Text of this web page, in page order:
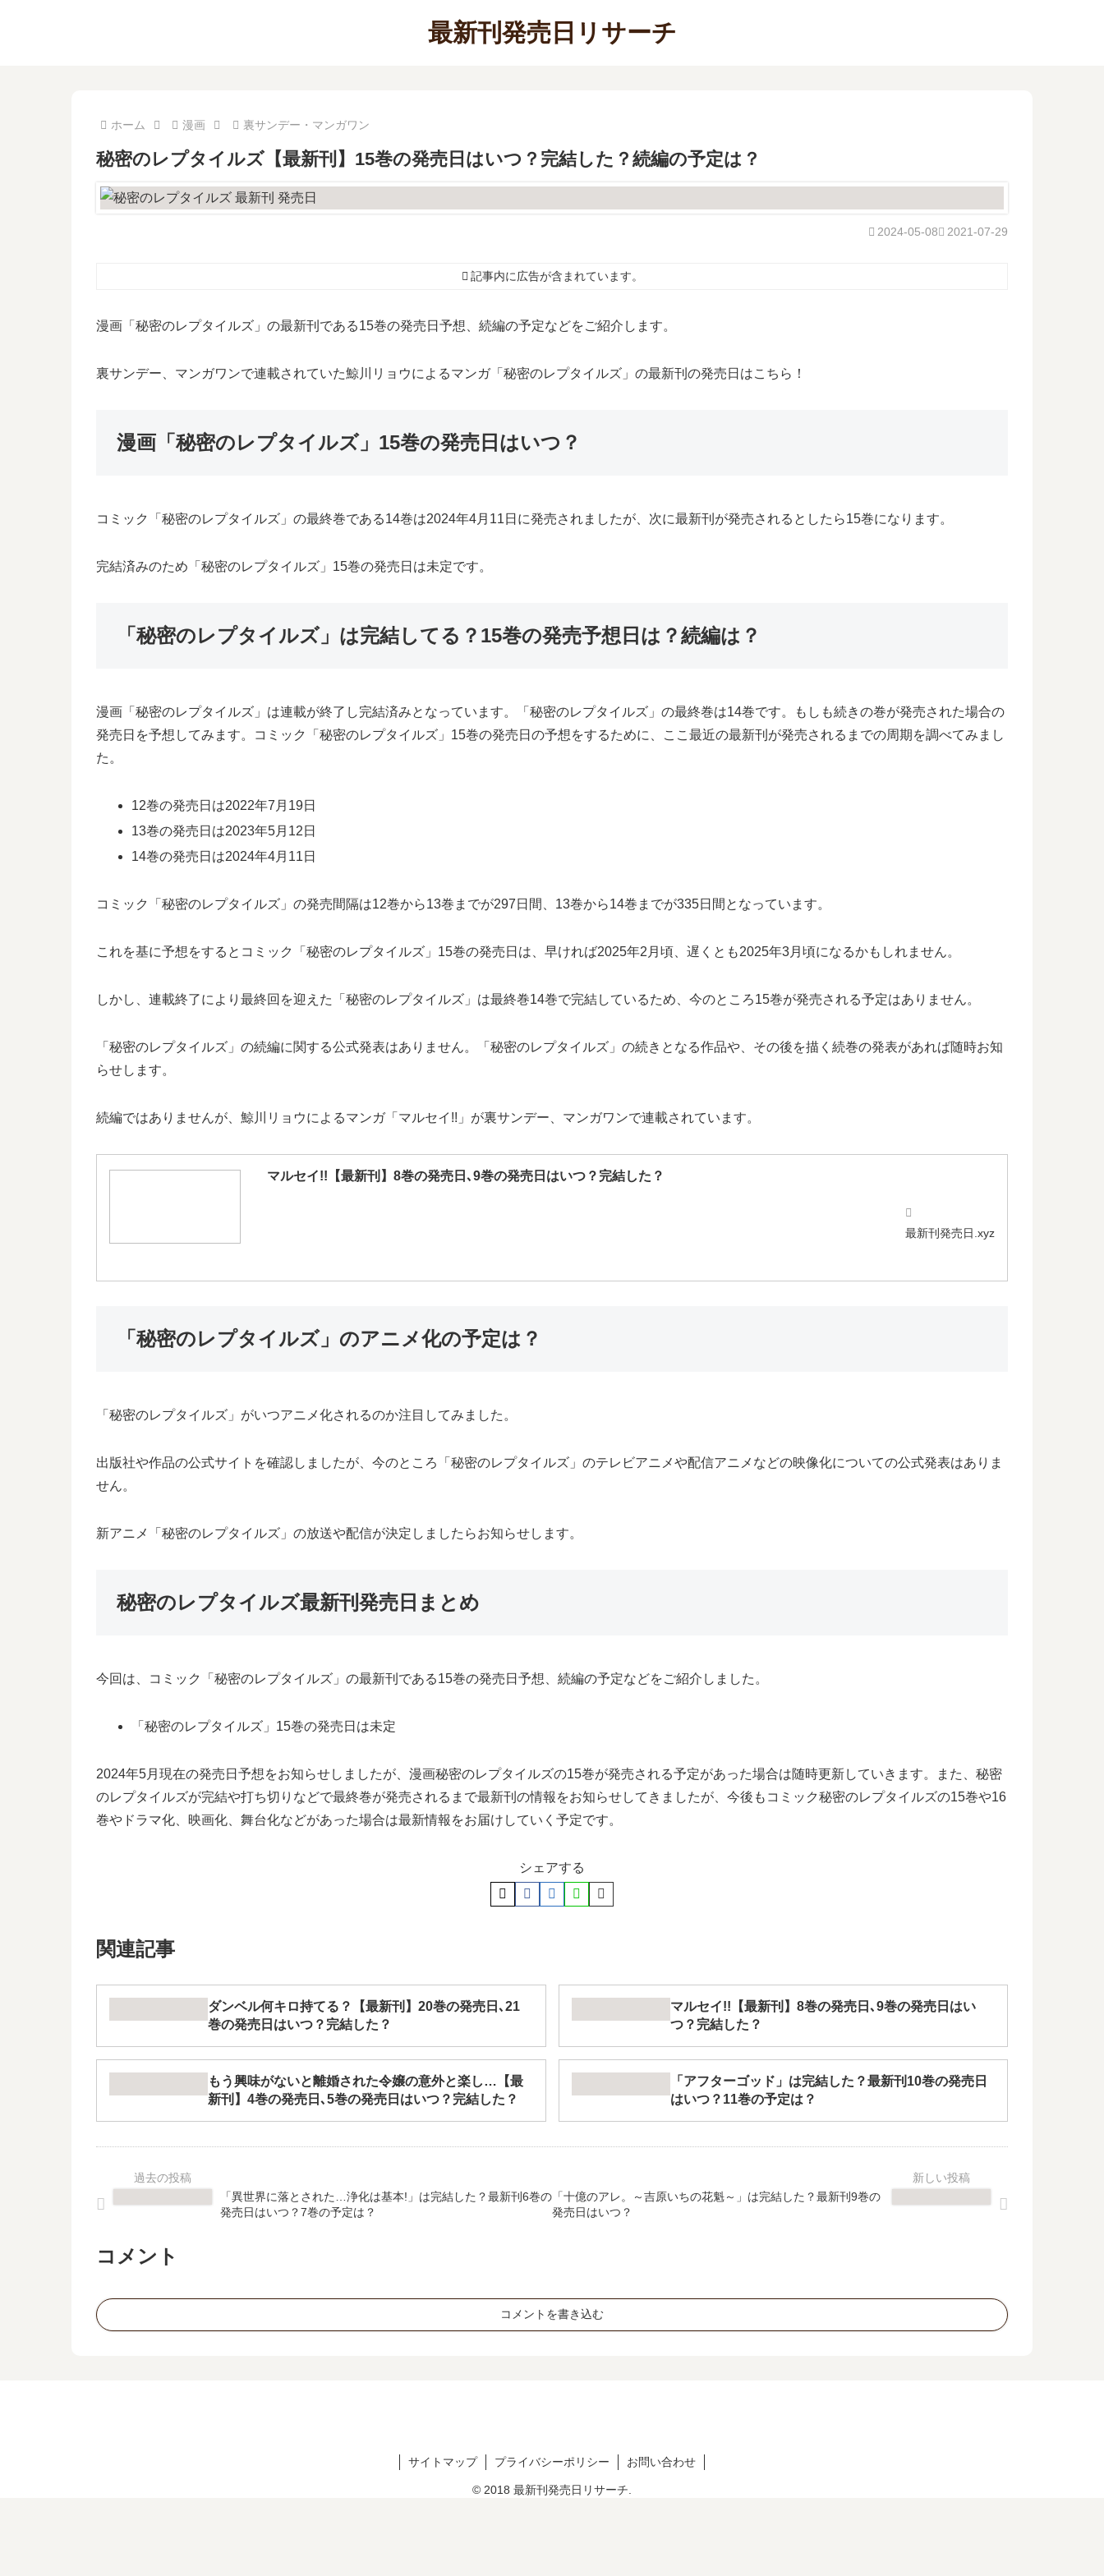
最新刊発売日リサーチ
ホーム 漫画 裏サンデー・マンガワン
秘密のレプタイルズ【最新刊】15巻の発売日はいつ？完結した？続編の予定は？
2021-07-29
2024-05-08
記事内に広告が含まれています。
漫画「秘密のレプタイルズ」の最新刊である15巻の発売日予想、続編の予定などをご紹介します。
裏サンデー、マンガワンで連載されていた鯨川リョウによるマンガ「秘密のレプタイルズ」の最新刊の発売日はこちら！
漫画「秘密のレプタイルズ」15巻の発売日はいつ？
コミック「秘密のレプタイルズ」の最終巻である14巻は2024年4月11日に発売されましたが、次に最新刊が発売されるとしたら15巻になります。
完結済みのため「秘密のレプタイルズ」15巻の発売日は未定です。
「秘密のレプタイルズ」は完結してる？15巻の発売予想日は？続編は？
漫画「秘密のレプタイルズ」は連載が終了し完結済みとなっています。「秘密のレプタイルズ」の最終巻は14巻です。もしも続きの巻が発売された場合の
発売日を予想してみます。コミック「秘密のレプタイルズ」15巻の発売日の予想をするために、ここ最近の最新刊が発売されるまでの周期を調べてみまし
た。
12巻の発売日は2022年7月19日
13巻の発売日は2023年5月12日
14巻の発売日は2024年4月11日
コミック「秘密のレプタイルズ」の発売間隔は12巻から13巻までが297日間、13巻から14巻までが335日間となっています。
これを基に予想をするとコミック「秘密のレプタイルズ」15巻の発売日は、早ければ2025年2月頃、遅くとも2025年3月頃になるかもしれません。
しかし、連載終了により最終回を迎えた「秘密のレプタイルズ」は最終巻14巻で完結しているため、今のところ15巻が発売される予定はありません。
「秘密のレプタイルズ」の続編に関する公式発表はありません。「秘密のレプタイルズ」の続きとなる作品や、その後を描く続巻の発表があれば随時お知
らせします。
続編ではありませんが、鯨川リョウによるマンガ「マルセイ!!」が裏サンデー、マンガワンで連載されています。
マルセイ!!【最新刊】8巻の発売日､9巻の発売日はいつ？完結した？
最新刊発売日.xyz
「秘密のレプタイルズ」のアニメ化の予定は？
「秘密のレプタイルズ」がいつアニメ化されるのか注目してみました。
出版社や作品の公式サイトを確認しましたが、今のところ「秘密のレプタイルズ」のテレビアニメや配信アニメなどの映像化についての公式発表はありま
せん。
新アニメ「秘密のレプタイルズ」の放送や配信が決定しましたらお知らせします。
秘密のレプタイルズ最新刊発売日まとめ
今回は、コミック「秘密のレプタイルズ」の最新刊である15巻の発売日予想、続編の予定などをご紹介しました。
「秘密のレプタイルズ」15巻の発売日は未定
2024年5月現在の発売日予想をお知らせしましたが、漫画秘密のレプタイルズの15巻が発売される予定があった場合は随時更新していきます。また、秘密
のレプタイルズが完結や打ち切りなどで最終巻が発売されるまで最新刊の情報をお知らせしてきましたが、今後もコミック秘密のレプタイルズの15巻や16
巻やドラマ化、映画化、舞台化などがあった場合は最新情報をお届けしていく予定です。
シェアする
関連記事
ダンベル何キロ持てる？【最新刊】20巻の発売日､21
巻の発売日はいつ？完結した？
マルセイ!!【最新刊】8巻の発売日､9巻の発売日はい
つ？完結した？
もう興味がないと離婚された令嬢の意外と楽し…【最
新刊】4巻の発売日､5巻の発売日はいつ？完結した？
「アフターゴッド」は完結した？最新刊10巻の発売日
はいつ？11巻の予定は？
「異世界に落とされた…浄化は基本!」は完結した？最新刊6巻の
発売日はいつ？7巻の予定は？
「十億のアレ。～吉原いちの花魁～」は完結した？最新刊9巻の
発売日はいつ？
コメント
コメントを書き込む
サイトマップ プライバシーポリシー お問い合わせ
© 2018 最新刊発売日リサーチ.